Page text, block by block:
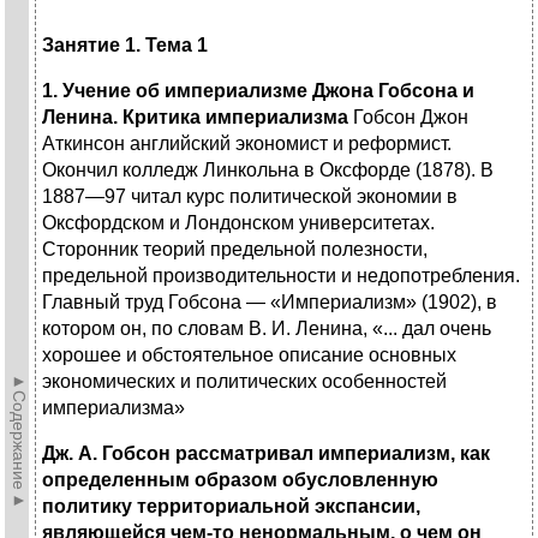
►Содержание►
Занятие 1. Тема 1
1. Учение об империализме Джона Гобсона и
Ленина. Критика империализма Гобсон Джон
Аткинсон английский экономист и реформист.
Окончил колледж Линкольна в Оксфорде (1878). В
1887—97 читал курс политической экономии в
Оксфордском и Лондонском университетах.
Сторонник теорий предельной полезности,
предельной производительности и недопотребления.
Главный труд Гобсона — «Империализм» (1902), в
котором он, по словам В. И. Ленина, «... дал очень
хорошее и обстоятельное описание основных
экономических и политических особенностей
империализма»
Дж. А. Гобсон рассматривал империализм, как
определенным образом обусловленную
политику территориальной экспансии,
являющейся чем-то ненормальным, о чем он